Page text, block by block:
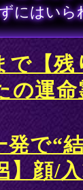
ずにはい
で【
の運命
で“
】顔/入